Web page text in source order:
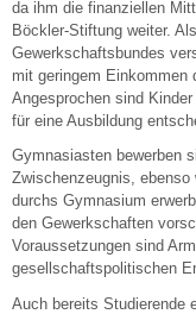
da ihm die finanziellen
Böckler-Stiftung weiter.
Gewerkschaftsbundes
mit geringem Einkommen
Angesprochen sind
für eine Ausbildung
Gymnasiasten bewerben
Zwischenzeugnis,
durchs Gymnasium
den Gewerkschaften
Voraussetzungen sind
gesellschaftspolitischen
Auch bereits Studierende